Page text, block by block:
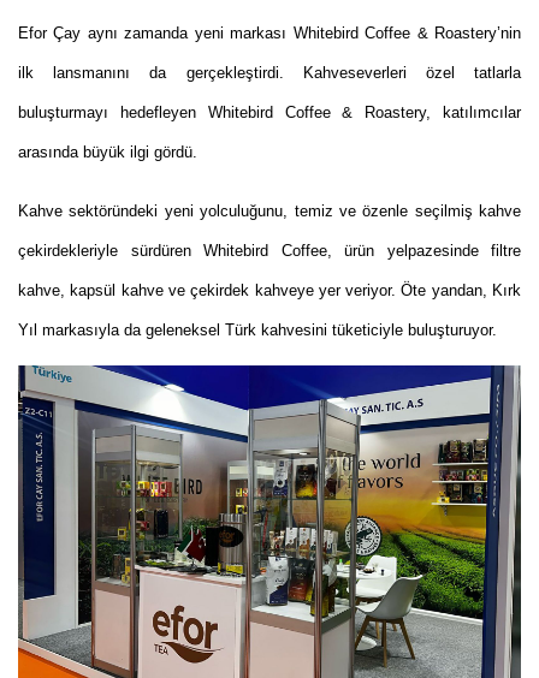
Efor Çay aynı zamanda yeni markası Whitebird Coffee & Roastery’nin
ilk lansmanını da gerçekleştirdi. Kahveseverleri özel tatlarla
buluşturmayı hedefleyen Whitebird Coffee & Roastery, katılımcılar
arasında büyük ilgi gördü.
Kahve sektöründeki yeni yolculuğunu, temiz ve özenle seçilmiş kahve
çekirdekleriyle sürdüren Whitebird Coffee, ürün yelpazesinde filtre
kahve, kapsül kahve ve çekirdek kahveye yer veriyor. Öte yandan, Kırk
Yıl markasıyla da geleneksel Türk kahvesini tüketiciyle buluşturuyor.